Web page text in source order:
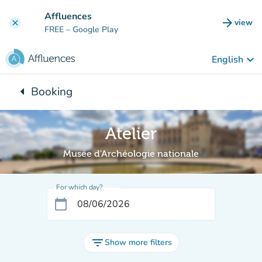
clear Affluences
FREE – Google Play arrow_forward view
(new
English keyboard_arrow_down
arrow_leftBack to:
Booking
Atelier
Musée d'Archéologie nationale
For which day?
calendar_today
filter_listShow more filters